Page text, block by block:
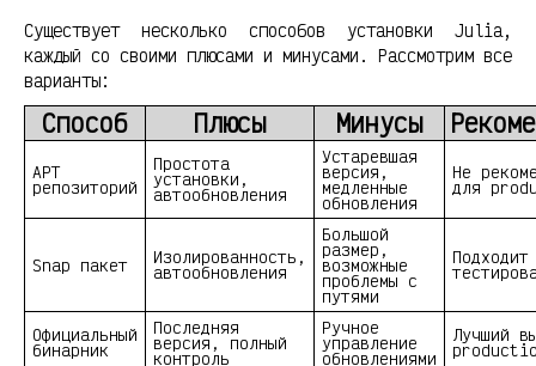
Существует несколько способов установки Julia,
каждый со своими плюсами и минусами. Рассмотрим все
варианты:
Способ Плюсы Минусы
APT
репозиторий
Простота
установки,
автообновления
Устаревшая
версия,
медленные
обновления
Не
для
Snap пакет Изолированность,
автообновления
Большой
размер,
возможные
проблемы с
путями
Официальный
бинарник
Последняя
версия, полный
контроль
Ручное
управление
обновлениями
Лучший